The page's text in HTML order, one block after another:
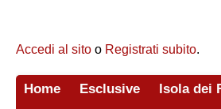
Accedi al sito o Registrati subito.
Home Esclusive
Isola dei